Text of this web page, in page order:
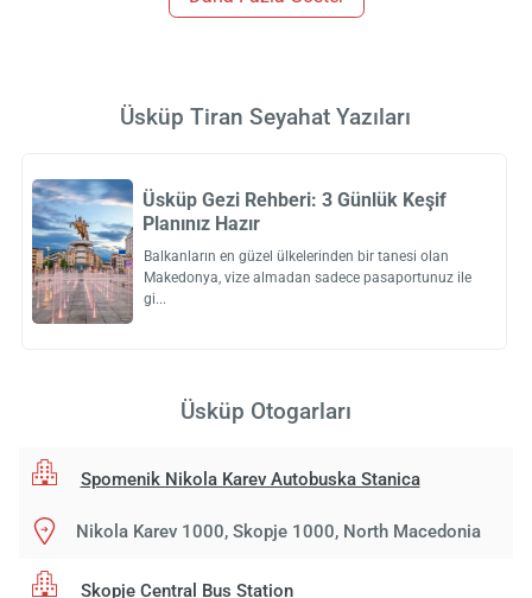
Üsküp Tiran Seyahat Yazıları
Üsküp Gezi Rehberi: 3 Günlük Keşif
Planınız Hazır
Balkanların en güzel ülkelerinden bir tanesi olan
Makedonya, vize almadan sadece pasaportunuz ile
gi
Üsküp Otogarları
Spomenik Nikola Karev Autobuska Stanica
Nikola Karev 1000, Skopje 1000, North Macedonia
Skopje Central Bus Station